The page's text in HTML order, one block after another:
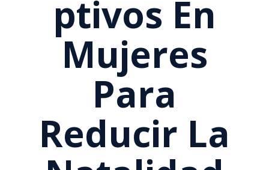
Ptivos En
Mujeres
Para
Reducir La